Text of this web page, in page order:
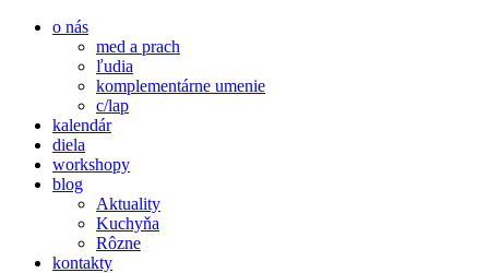
o nás
med a prach
ľudia
komplementárne umenie
c/lap
kalendár
diela
workshopy
blog
Aktuality
Kuchyňa
Rôzne
kontakty